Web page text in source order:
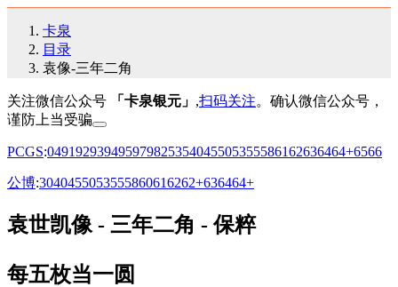
卡泉
目录
袁像-三年二角
关注微信公众号 「卡泉银元」 ,扫码关注。确认微信公众号，
谨防上当受骗
PCGS:049192939495979825354045505355586162636464+6566
公博:3040455053555860616262+636464+
袁世凯像 - 三年二角 - 保粹
每五枚当一圆